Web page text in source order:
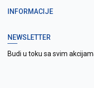
INFORMACIJE
NEWSLETTER
Budi u toku sa svim